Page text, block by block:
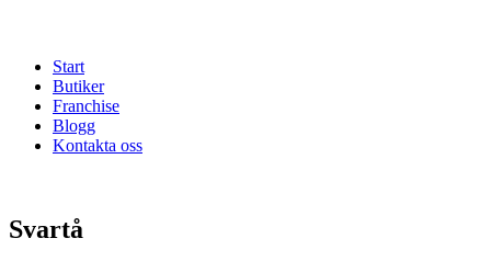
Start
Butiker
Franchise
Blogg
Kontakta oss
Svartå